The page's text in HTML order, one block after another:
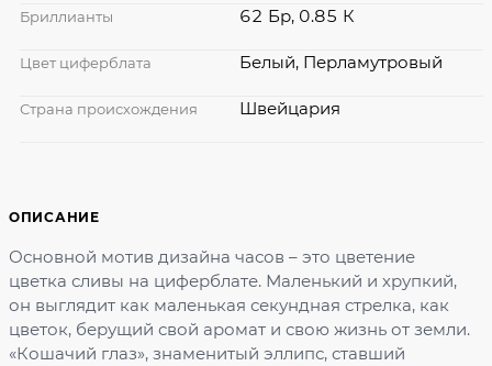
ОПИСАНИЕ
Основной мотив дизайна часов – это цветение
цветка сливы на циферблате. Маленький и хрупкий,
он выглядит как маленькая секундная стрелка, как
цветок, берущий свой аромат и свою жизнь от земли.
«Кошачий глаз», знаменитый эллипс, ставший
Бриллианты 62 Бр, 0.85 К
Цвет циферблата Белый, Перламутровый
Страна происхождения Швейцария